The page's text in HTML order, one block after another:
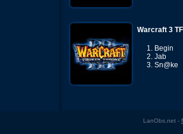
Warcraft 3
Begin
Jab
Sn@ke
LanObs.net -